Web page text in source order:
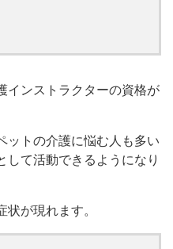
インストラクターの資格が
ットの介護に悩む人も多い
して活動できるようになり
が現れます。